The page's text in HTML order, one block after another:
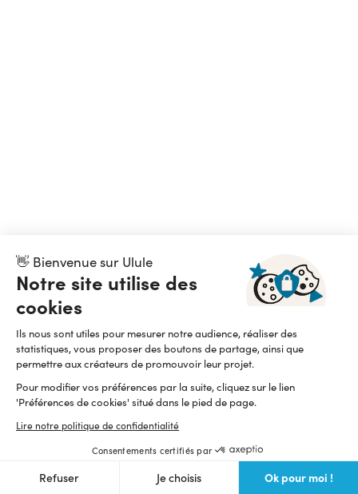
👋 Bienvenue sur Ulule
Notre site utilise des
cookies
Ils nous sont utiles pour mesurer notre audience, réaliser des
statistiques, vous proposer des boutons de partage, ainsi que
permettre aux créateurs de promouvoir leur projet.
Pour modifier vos préférences par la suite, cliquez sur le lien
'Préférences de cookies' situé dans le pied de page.
Lire notre politique de confidentialité
Consentements certifiés par
Refuser Je choisis Ok pour moi !